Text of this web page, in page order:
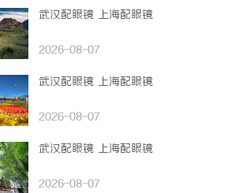
武汉配眼镜 上海配眼镜
2026-08-07
武汉配眼镜 上海配眼镜
2026-08-07
武汉配眼镜 上海配眼镜
2026-08-07